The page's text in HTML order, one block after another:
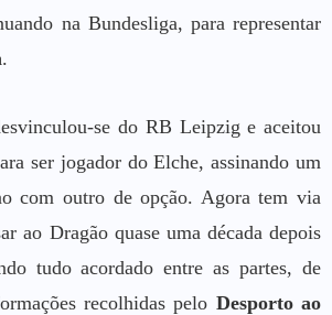
na Bundesliga, para representar
.
se do RB Leipzig e aceitou
ser jogador do Elche, assinando um
com outro de opção. Agora tem via
ao Dragão quase uma década depois
tudo acordado entre as partes, de
recolhidas pelo Desporto ao